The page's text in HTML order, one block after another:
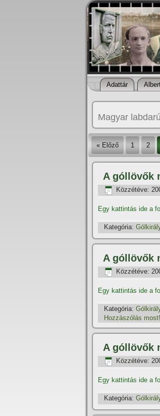
Adattár
Magyar
« Előző 1 2
A góllövők
Közzétéve:
Egy kattintás ide a
Kategória:
A góllövők
Közzétéve:
Egy kattintás ide a
Kategória:
Hozzászólás most!
A góllövők
Közzétéve:
Egy kattintás ide a
Kategória: